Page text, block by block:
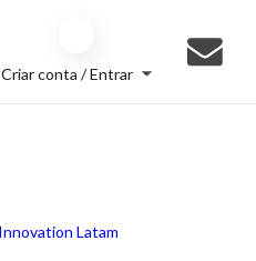
Criar conta / Entrar